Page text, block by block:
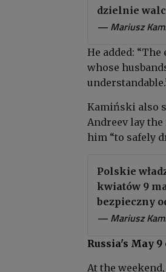
dzielnie
— Mariusz
He added:
whose
Kamiński also
Andreev lay
him “to safely
Polskie
kwiatów 9
bezpieczny
— Mariusz
Russia's May
At the